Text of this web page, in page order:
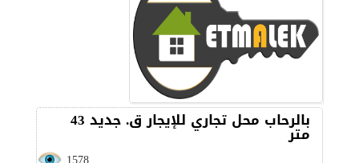
بالرحاب محل تجاري للإيجار ق. جديد 43
متر